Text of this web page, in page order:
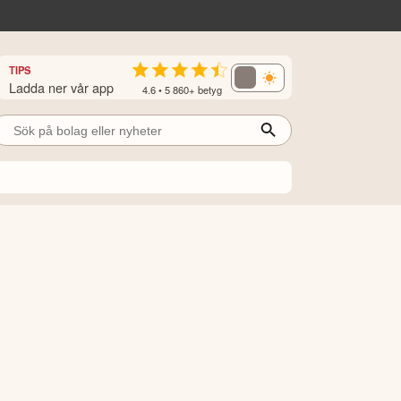
TIPS
Ladda ner vår app 4.6 • 5 860+ betyg